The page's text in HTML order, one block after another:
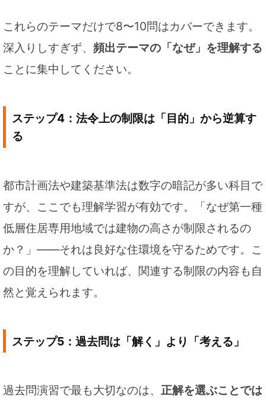
これらのテーマだけで8〜10問はカバーできます。
深入りしすぎず、 頻出テーマの「なぜ」を理解する
ことに集中してください。
ステップ4：法令上の制限は「目的」から逆算す
る
都市計画法や建築基準法は数字の暗記が多い科目で
すが、ここでも理解学習が有効です。「なぜ第一種
低層住居専用地域では建物の高さが制限されるの
か？」——それは良好な住環境を守るためです。こ
の目的を理解していれば、関連する制限の内容も自
然と覚えられます。
ステップ5：過去問は「解く」より「考える」
過去問演習で最も大切なのは、 正解を選ぶことでは